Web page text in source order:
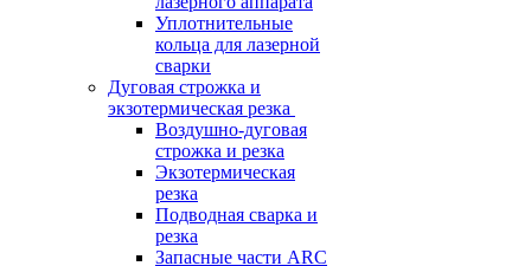
Уплотнительные
кольца для лазерной
сварки
Дуговая строжка и
экзотермическая резка
Воздушно-дуговая
строжка и резка
Экзотермическая
резка
Подводная сварка и
резка
Запасные части ARC